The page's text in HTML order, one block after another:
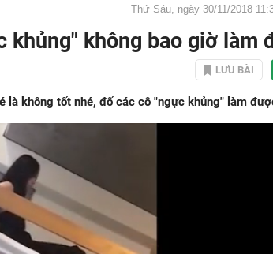
Thứ Sáu, ngày 30/11/2018
khủng" không bao giờ làm
LƯU BÀI
là không tốt nhé, đố các cô "ngực khủng" làm